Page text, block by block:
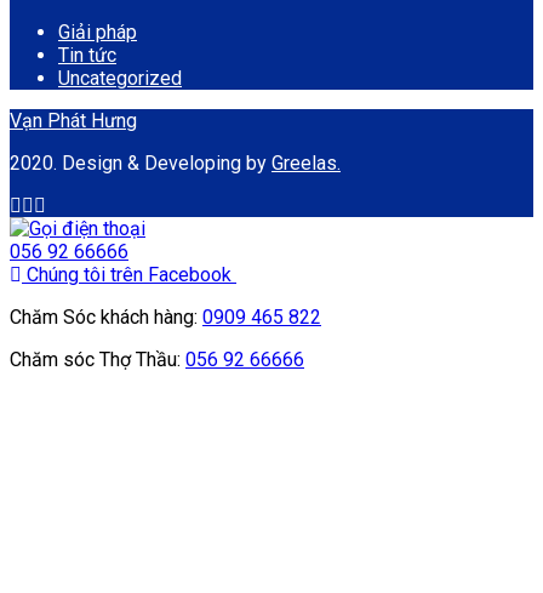
Giải pháp
Tin tức
Uncategorized
Vạn Phát Hưng
2020. Design & Developing by Greelas.
056 92 66666
Chúng tôi trên Facebook
Chăm Sóc khách hàng: 0909 465 822
Chăm sóc Thợ Thầu: 056 92 66666